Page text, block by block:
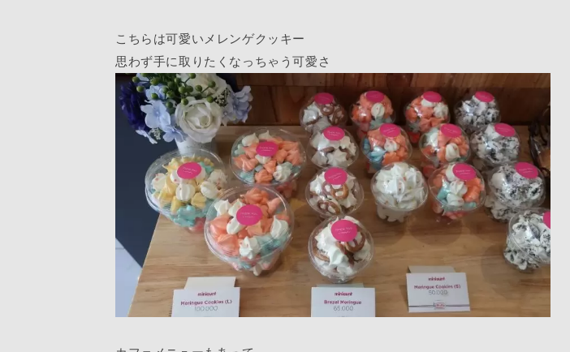
こちらは可愛いメレンゲクッキー
思わず手に取りたくなっちゃう可愛さ